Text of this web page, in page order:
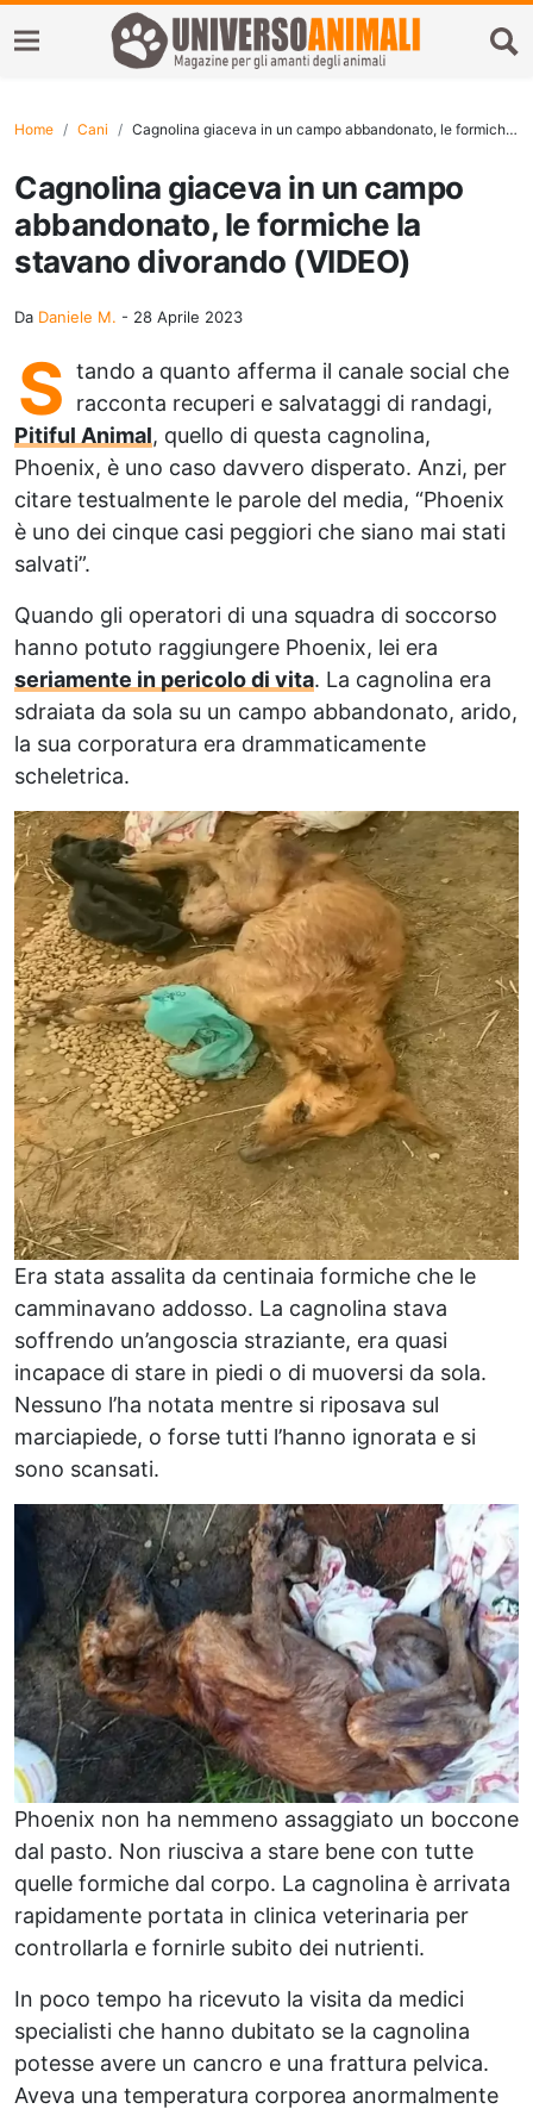
Home Cani Cagnolina giaceva in un campo abbandonato, le formiche la stavano divorando (VIDEO)
Cagnolina giaceva in un campo
abbandonato, le formiche la
stavano divorando (VIDEO)
Da Daniele M. - 28 Aprile 2023
S tando a quanto afferma il canale social che
racconta recuperi e salvataggi di randagi,
Pitiful Animal, quello di questa cagnolina,
Phoenix, è uno caso davvero disperato. Anzi, per
citare testualmente le parole del media, “Phoenix
è uno dei cinque casi peggiori che siano mai stati
salvati”.
Quando gli operatori di una squadra di soccorso
hanno potuto raggiungere Phoenix, lei era
seriamente in pericolo di vita. La cagnolina era
sdraiata da sola su un campo abbandonato, arido,
la sua corporatura era drammaticamente
scheletrica.
Era stata assalita da centinaia formiche che le
camminavano addosso. La cagnolina stava
soffrendo un’angoscia straziante, era quasi
incapace di stare in piedi o di muoversi da sola.
Nessuno l’ha notata mentre si riposava sul
marciapiede, o forse tutti l’hanno ignorata e si
sono scansati.
Phoenix non ha nemmeno assaggiato un boccone
dal pasto. Non riusciva a stare bene con tutte
quelle formiche dal corpo. La cagnolina è arrivata
rapidamente portata in clinica veterinaria per
controllarla e fornirle subito dei nutrienti.
In poco tempo ha ricevuto la visita da medici
specialisti che hanno dubitato se la cagnolina
potesse avere un cancro e una frattura pelvica.
Aveva una temperatura corporea anormalmente